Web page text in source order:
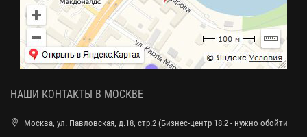
НАШИ КОНТАКТЫ В МОСКВЕ
Москва, ул. Павловская, д.18, стр.2 (Бизнес-центр 18.2 - нужно обойти